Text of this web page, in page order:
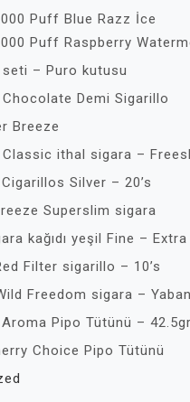
Puff Blue Razz İce
Puff Raspberry
– Puro kutusu
Demi Sigarillo
Breeze
ithal sigara –
Silver – 20’s
Superslim sigara
kağıdı yeşil Fine –
Filter sigarillo – 10’s
Freedom sigara –
Pipo Tütünü – 42.5gr
Choice Pipo Tütünü